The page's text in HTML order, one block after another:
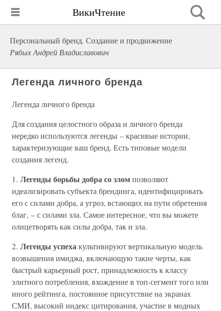
ВикиЧтение
Персональный бренд. Создание и продвижение
Рябых Андрей Владиславович
Легенда личного бренда
Легенда личного бренда
Для создания целостного образа и личного бренда
нередко используются легенды – красивые истории,
характеризующие ваш бренд. Есть типовые модели
создания легенд.
1. Легенды борьбы добра со зломпозволяют
идеализировать субъекта брендинга, идентифицировать
его с силами добра, а угроз, встающих на пути обретения
благ, – с силами зла. Самое интересное, что вы можете
олицетворять как силы добра, так и зла.
2. Легенды успехакультивируют вертикальную модель
возвышения имиджа, включающую такие черты, как
быстрый карьерный рост, принадлежность к классу
элитного потребления, вхождение в топ-сегмент того или
иного рейтинга, постоянное присутствие на экранах
СМИ, высокий индекс цитирования, участие в модных